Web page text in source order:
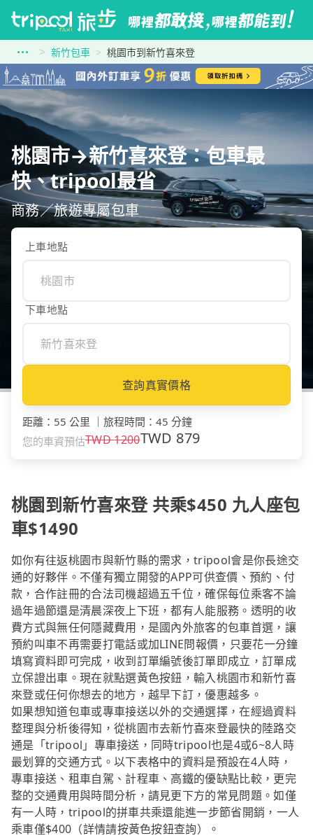
新竹包車 桃園市到新竹喜來登
桃園市→新竹喜來登：包車最
快、tripool最省
商務／旅遊專屬包車
上車地點
下車地點
查詢真實價格
距離 ： 55 公里 旅程時間 ： 45 分鐘
您的車資預估TWD1200TWD 879
桃園到新竹喜來登 共乘$450 九人座包
車$1490
如你有往返桃園市與新竹縣的需求，tripool會是你長途交
通的好夥伴。不僅有獨立開發的APP可供查價、預約、付
款，合作註冊的合法司機超過五千位，確保每位乘客不論
過年過節還是清晨深夜上下班，都有人能服務。透明的收
費方式與無任何隱藏費用，是國內外旅客的包車首選，讓
預約叫車不再需要打電話或加LINE問報價，只要花一分鐘
填寫資料即可完成，收到訂單編號後訂單即成立，訂單成
立保證出車。現在就點選黃色按鈕，輸入桃園市和新竹喜
來登或任何你想去的地方，越早下訂，優惠越多。
如果想知道包車或專車接送以外的交通選擇，在經過資料
整理與分析後得知，從桃園市去新竹喜來登最快的陸路交
通是「tripool」專車接送，同時tripool也是4或6~8人時
最划算的交通方式。以下表格中的資料是預設在4人時，
專車接送、租車自駕、計程車、高鐵的優缺點比較，更完
整的交通費用與時間分析，請見更下方的常見問題。如僅
有一人時，tripool的拼車共乘還能進一步節省開銷，一人
乘車僅$400（詳情請按黃色按鈕查詢）。